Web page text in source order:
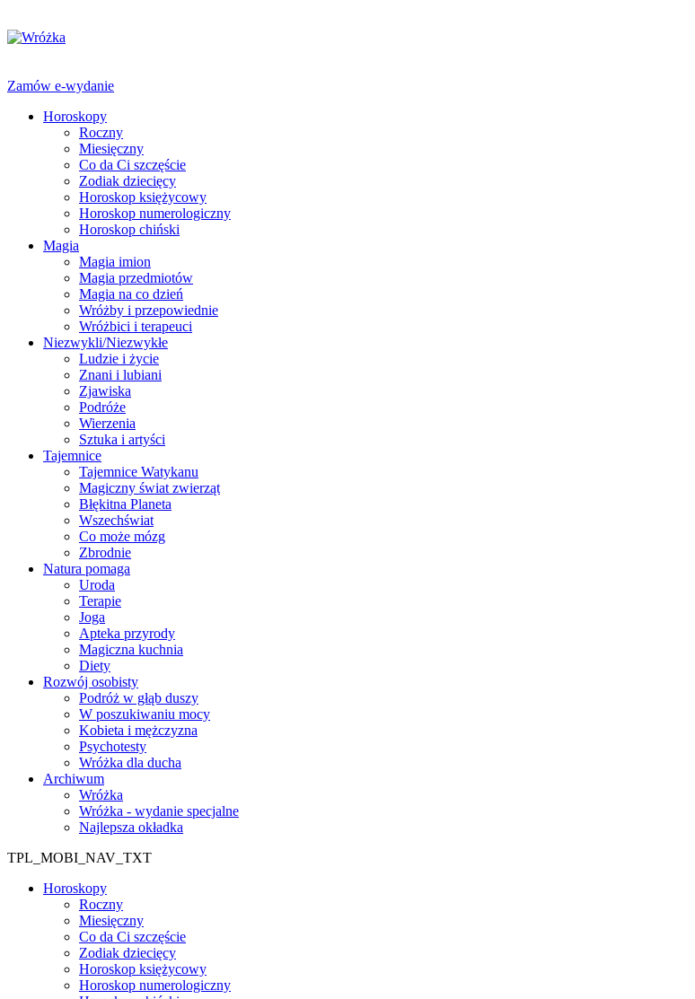
Zamów e-wydanie
Horoskopy
Roczny
Miesięczny
Co da Ci szczęście
Zodiak dziecięcy
Horoskop księżycowy
Horoskop numerologiczny
Horoskop chiński
Magia
Magia imion
Magia przedmiotów
Magia na co dzień
Wróżby i przepowiednie
Wróżbici i terapeuci
Niezwykli/Niezwykłe
Ludzie i życie
Znani i lubiani
Zjawiska
Podróże
Wierzenia
Sztuka i artyści
Tajemnice
Tajemnice Watykanu
Magiczny świat zwierząt
Błękitna Planeta
Wszechświat
Co może mózg
Zbrodnie
Natura pomaga
Uroda
Terapie
Joga
Apteka przyrody
Magiczna kuchnia
Diety
Rozwój osobisty
Podróż w głąb duszy
W poszukiwaniu mocy
Kobieta i mężczyzna
Psychotesty
Wróżka dla ducha
Archiwum
Wróżka
Wróżka - wydanie specjalne
Najlepsza okładka
TPL_MOBI_NAV_TXT
Horoskopy
Roczny
Miesięczny
Co da Ci szczęście
Zodiak dziecięcy
Horoskop księżycowy
Horoskop numerologiczny